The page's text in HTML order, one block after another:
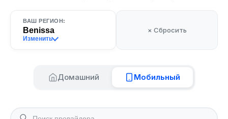
ВАШ РЕГИОН:
Benissa
Изменить
× Сбросить
Домашний Мобильный